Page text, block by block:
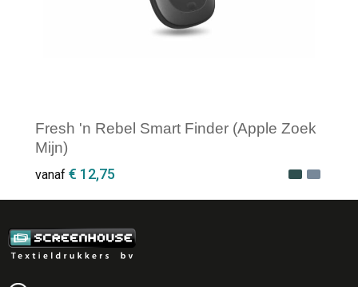
Fresh 'n Rebel Smart Finder (Apple Zoek
Mijn)
vanaf € 12,75
Minimale afname: 1